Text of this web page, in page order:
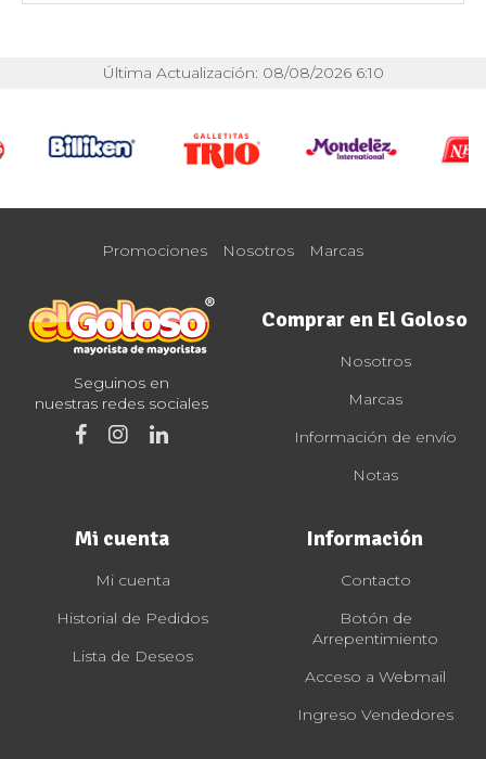
Última Actualización: 08/08/2026 6:10
Promociones Nosotros Marcas
Seguinos en
nuestras redes sociales
Comprar en El Goloso
Nosotros
Marcas
Información de envío
Notas
Mi cuenta
Mi cuenta
Historial de Pedidos
Lista de Deseos
Información
Contacto
Botón de
Arrepentimiento
Acceso a Webmail
Ingreso Vendedores